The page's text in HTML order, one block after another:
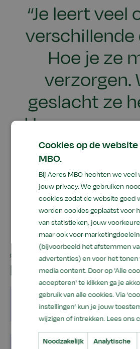
“Je leert veel
verschillende
Hoe je ze
verzorgen.
geslacht ze
Hoe ze er
uitzien. Hoe je
een dier
Zoë, 1e jaars
PAST DEZE OPLEIDING BIJ JOU?
In het kort
Wettelijke
Cookies op de
MBO.
Bij Aeres MBO hechten we veel
jouw privacy. We gebruiken
cookies zodat de website goed
worden cookies geplaatst voor
van statistieken, jouw
maar ook voor
(bijvoorbeeld het afstemmen
advertenties) en voor het tonen
media content. Door op 'Alle
accepteren' te klikken ga je
gebruik van alle cookies. Via
instellingen’ kun je jouw
wijzigen of intrekken. Lees ons
Noodzakelijk Analytische